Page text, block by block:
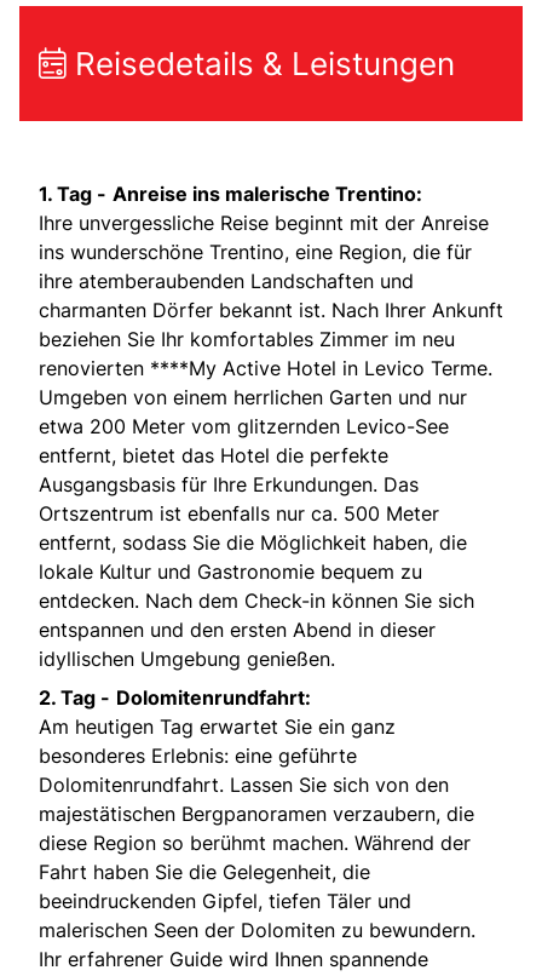
Reisedetails & Leistungen
1. Tag - Anreise ins malerische Trentino:
Ihre unvergessliche Reise beginnt mit der Anreise
ins wunderschöne Trentino, eine Region, die für
ihre atemberaubenden Landschaften und
charmanten Dörfer bekannt ist. Nach Ihrer Ankunft
beziehen Sie Ihr komfortables Zimmer im neu
renovierten ****My Active Hotel in Levico Terme.
Umgeben von einem herrlichen Garten und nur
etwa 200 Meter vom glitzernden Levico-See
entfernt, bietet das Hotel die perfekte
Ausgangsbasis für Ihre Erkundungen. Das
Ortszentrum ist ebenfalls nur ca. 500 Meter
entfernt, sodass Sie die Möglichkeit haben, die
lokale Kultur und Gastronomie bequem zu
entdecken. Nach dem Check-in können Sie sich
entspannen und den ersten Abend in dieser
idyllischen Umgebung genießen.
2. Tag - Dolomitenrundfahrt:
Am heutigen Tag erwartet Sie ein ganz
besonderes Erlebnis: eine geführte
Dolomitenrundfahrt. Lassen Sie sich von den
majestätischen Bergpanoramen verzaubern, die
diese Region so berühmt machen. Während der
Fahrt haben Sie die Gelegenheit, die
beeindruckenden Gipfel, tiefen Täler und
malerischen Seen der Dolomiten zu bewundern.
Ihr erfahrener Guide wird Ihnen spannende